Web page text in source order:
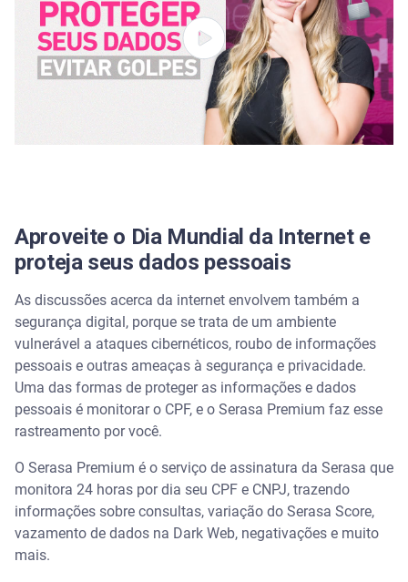
Aproveite o Dia Mundial da Internet e
proteja seus dados pessoais
As discussões acerca da internet envolvem também a
segurança digital, porque se trata de um ambiente
vulnerável a ataques cibernéticos, roubo de informações
pessoais e outras ameaças à segurança e privacidade.
Uma das formas de proteger as informações e dados
pessoais é monitorar o CPF, e o Serasa Premium faz esse
rastreamento por você.
O Serasa Premium é o serviço de assinatura da Serasa que
monitora 24 horas por dia seu CPF e CNPJ, trazendo
informações sobre consultas, variação do Serasa Score,
vazamento de dados na Dark Web, negativações e muito
mais.